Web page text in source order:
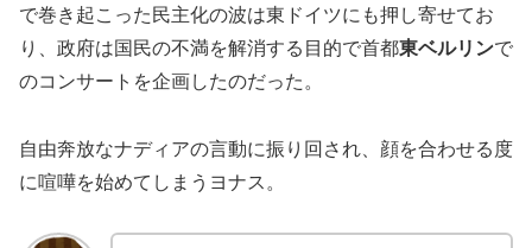
で巻き起こった民主化の波は東ドイツにも押し寄せてお
り、政府は国民の不満を解消する目的で首都東ベルリンで
のコンサートを企画したのだった。
自由奔放なナディアの言動に振り回され、顔を合わせる度
に喧嘩を始めてしまうヨナス。